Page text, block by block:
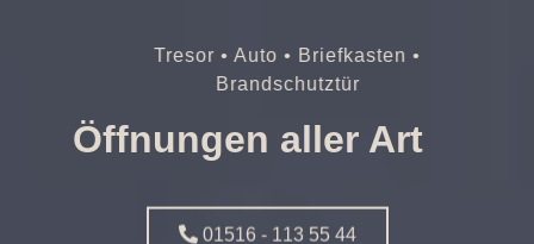
Tresor • Auto • Briefkasten •
Brandschutztür
Öffnungen aller Art
01516 - 113 55 44